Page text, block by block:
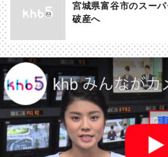
宮城県富谷市のスー
破産へ